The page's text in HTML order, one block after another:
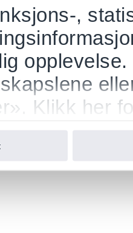
,
Klikk her